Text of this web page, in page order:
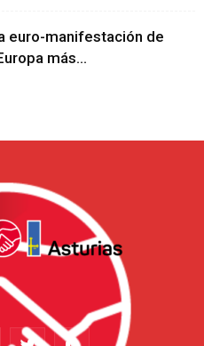
euro-manifestación de
más...